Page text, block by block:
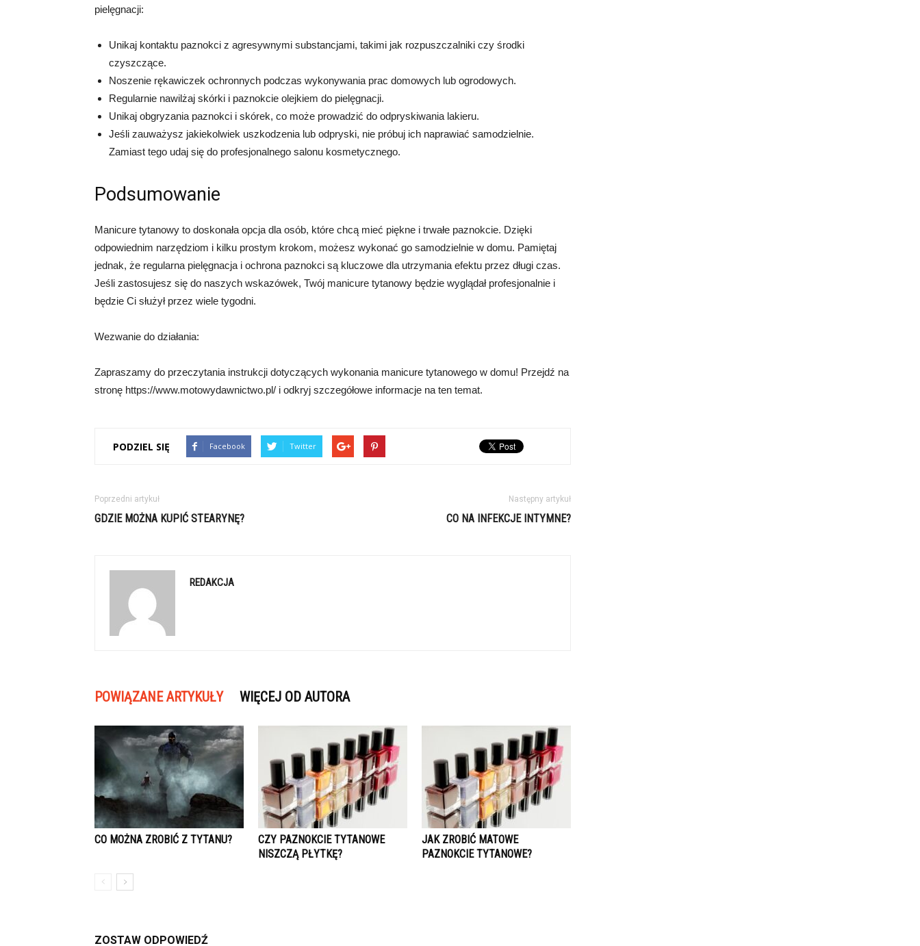
pielęgnacji:
Unikaj kontaktu paznokci z agresywnymi substancjami, takimi jak rozpuszczalniki czy środki
czyszczące.
Noszenie rękawiczek ochronnych podczas wykonywania prac domowych lub ogrodowych.
Regularnie nawilżaj skórki i paznokcie olejkiem do pielęgnacji.
Unikaj obgryzania paznokci i skórek, co może prowadzić do odpryskiwania lakieru.
Jeśli zauważysz jakiekolwiek uszkodzenia lub odpryski, nie próbuj ich naprawiać samodzielnie.
Zamiast tego udaj się do profesjonalnego salonu kosmetycznego.
Podsumowanie
Manicure tytanowy to doskonała opcja dla osób, które chcą mieć piękne i trwałe paznokcie. Dzięki
odpowiednim narzędziom i kilku prostym krokom, możesz wykonać go samodzielnie w domu. Pamiętaj
jednak, że regularna pielęgnacja i ochrona paznokci są kluczowe dla utrzymania efektu przez długi czas.
Jeśli zastosujesz się do naszych wskazówek, Twój manicure tytanowy będzie wyglądał profesjonalnie i
będzie Ci służył przez wiele tygodni.
Wezwanie do działania:
Zapraszamy do przeczytania instrukcji dotyczących wykonania manicure tytanowego w domu! Przejdź na
stronę https://www.motowydawnictwo.pl/ i odkryj szczegółowe informacje na ten temat.
PODZIEL SIĘ Facebook Twitter
Poprzedni artykuł
GDZIE MOŻNA KUPIĆ STEARYNĘ?
Następny artykuł
CO NA INFEKCJE INTYMNE?
REDAKCJA
POWIĄZANE ARTYKUŁY WIĘCEJ OD AUTORA
CO MOŻNA ZROBIĆ Z TYTANU?
CZY PAZNOKCIE TYTANOWE
NISZCZĄ PŁYTKĘ?
JAK ZROBIĆ MATOWE
PAZNOKCIE TYTANOWE?
ZOSTAW ODPOWIEDŹ